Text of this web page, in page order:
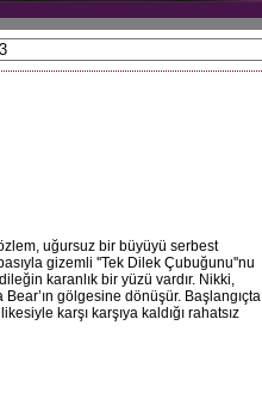
uğursuz bir büyüyü serbest
gizemli ''Tek Dilek Çubuğunu''nu
karanlık bir yüzü vardır. Nikki,
gölgesine dönüşür. Başlangıçta
karşı karşıya kaldığı rahatsız